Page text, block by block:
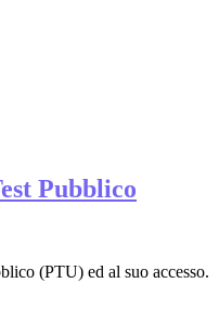
Pubblico
(PTU) ed al suo accesso.